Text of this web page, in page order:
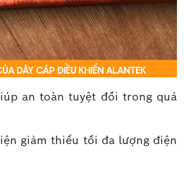
an toàn tuyệt đối trong quá
giảm thiểu tối đa lượng điện